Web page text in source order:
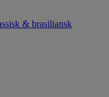
& brasiliansk